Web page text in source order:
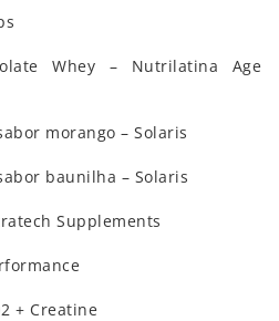
Whey – Nutrilatina Age
morango – Solaris
baunilha – Solaris
Supplements
+ Creatine